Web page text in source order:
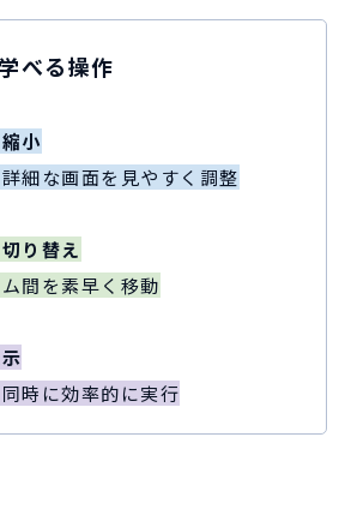
べる操作
小
細な画面を見やすく調整
り替え
間を素早く移動
時に効率的に実行